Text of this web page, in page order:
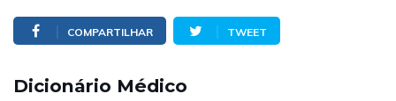
COMPARTILHAR TWEET
Dicionário Médico